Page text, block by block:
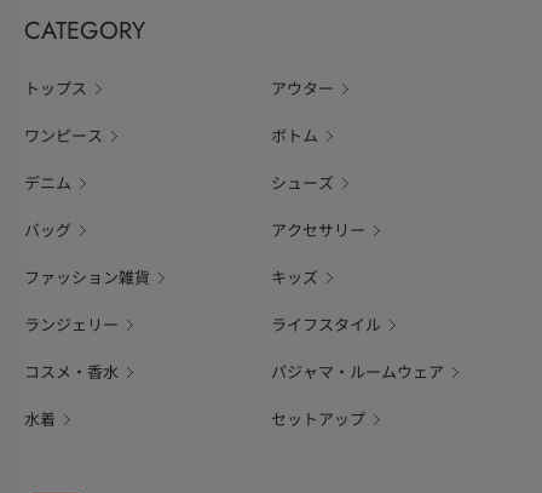
CATEGORY
トップス アウター
ワンピース ボトム
デニム シューズ
バッグ アクセサリー
ファッション雑貨 キッズ
ランジェリー ライフスタイル
コスメ・香水 パジャマ・ルームウェア
水着 セットアップ